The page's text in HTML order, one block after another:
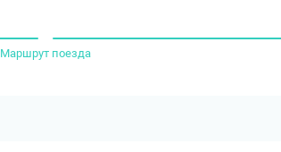
Маршрут поезда